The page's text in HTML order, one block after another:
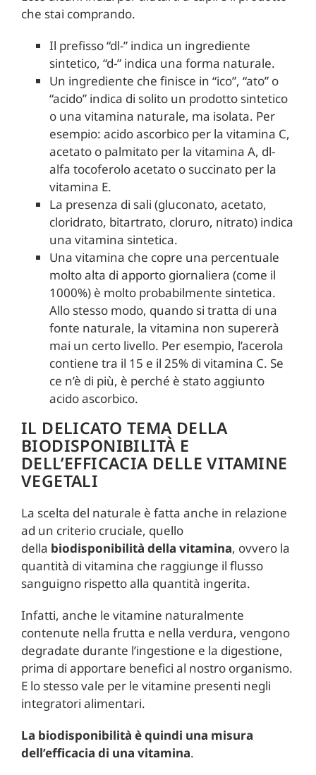
che stai comprando.
Il prefisso “dl-” indica un ingrediente
sintetico, “d-” indica una forma naturale.
Un ingrediente che finisce in “ico”, “ato” o
“acido” indica di solito un prodotto sintetico
o una vitamina naturale, ma isolata. Per
esempio: acido ascorbico per la vitamina C,
acetato o palmitato per la vitamina A, dl-
alfa tocoferolo acetato o succinato per la
vitamina E.
La presenza di sali (gluconato, acetato,
cloridrato, bitartrato, cloruro, nitrato) indica
una vitamina sintetica.
Una vitamina che copre una percentuale
molto alta di apporto giornaliera (come il
1000%) è molto probabilmente sintetica.
Allo stesso modo, quando si tratta di una
fonte naturale, la vitamina non supererà
mai un certo livello. Per esempio, l’acerola
contiene tra il 15 e il 25% di vitamina C. Se
ce n’è di più, è perché è stato aggiunto
acido ascorbico.
IL DELICATO TEMA DELLA
BIODISPONIBILITÀ E
DELL’EFFICACIA DELLE VITAMINE
VEGETALI
La scelta del naturale è fatta anche in relazione
ad un criterio cruciale, quello
della biodisponibilità della vitamina, ovvero la
quantità di vitamina che raggiunge il flusso
sanguigno rispetto alla quantità ingerita.
Infatti, anche le vitamine naturalmente
contenute nella frutta e nella verdura, vengono
degradate durante l’ingestione e la digestione,
prima di apportare benefici al nostro organismo.
E lo stesso vale per le vitamine presenti negli
integratori alimentari.
La biodisponibilità è quindi una misura
dell’efficacia di una vitamina.